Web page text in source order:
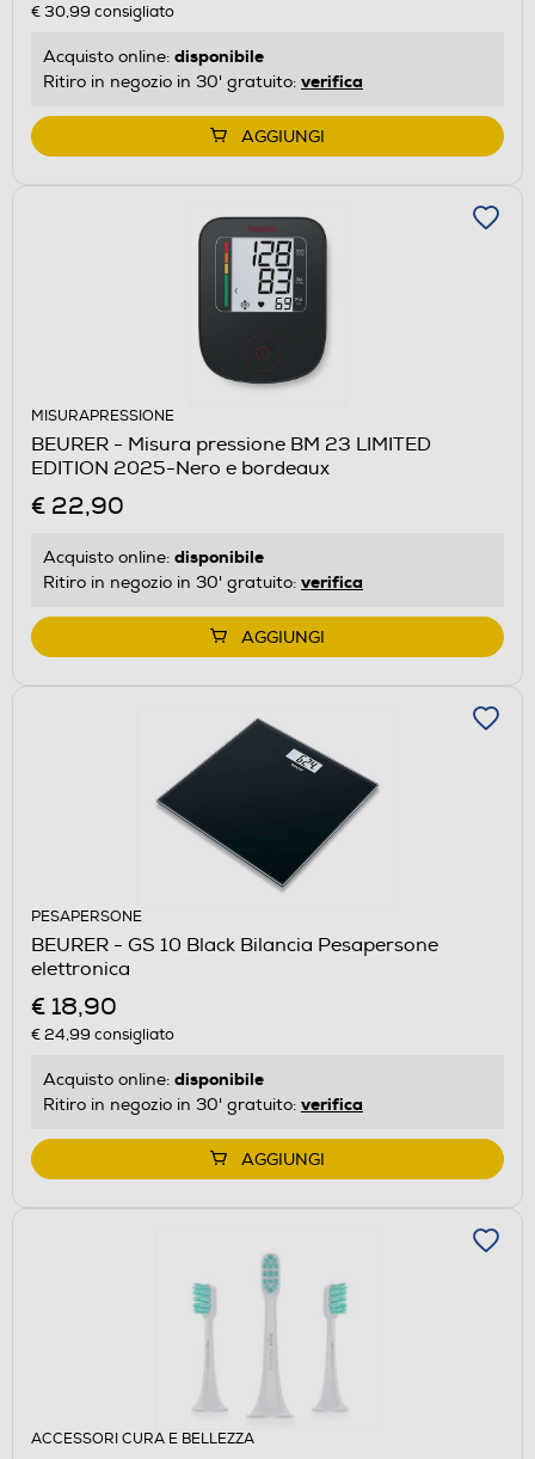
€ 30,99 consigliato
Acquisto online: disponibile
Ritiro in negozio in 30' gratuito: verifica
AGGIUNGI
MISURAPRESSIONE
BEURER - Misura pressione BM 23 LIMITED
EDITION 2025-Nero e bordeaux
€ 22,90
Acquisto online: disponibile
Ritiro in negozio in 30' gratuito: verifica
AGGIUNGI
PESAPERSONE
BEURER - GS 10 Black Bilancia Pesapersone
elettronica
€ 18,90
€ 24,99 consigliato
Acquisto online: disponibile
Ritiro in negozio in 30' gratuito: verifica
AGGIUNGI
ACCESSORI CURA E BELLEZZA